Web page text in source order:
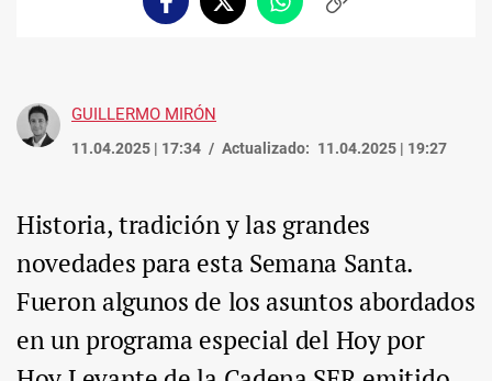
FacebookTwitterWhatsappCopiar
GUILLERMO MIRÓN
11.04.2025 | 17:34 Actualizado: 11.04.2025 | 19:27
Historia, tradición y las grandes
novedades para esta Semana Santa.
Fueron algunos de los asuntos abordados
en un programa especial del Hoy por